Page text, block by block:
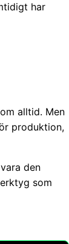
har
alltid. Men
produktion,
den
som